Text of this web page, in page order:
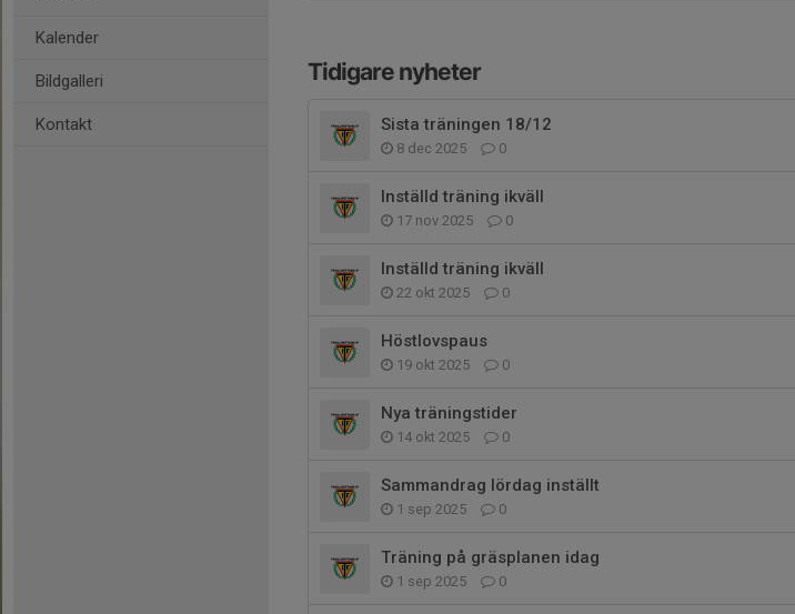
Kalender
Bildgalleri
Kontakt
Tidigare nyheter
Sista träningen 18/12
8 dec 2025 0
Inställd träning ikväll
17 nov 2025 0
Inställd träning ikväll
22 okt 2025 0
Höstlovspaus
19 okt 2025 0
Nya träningstider
14 okt 2025 0
Sammandrag lördag inställt
1 sep 2025 0
Träning på gräsplanen idag
1 sep 2025 0